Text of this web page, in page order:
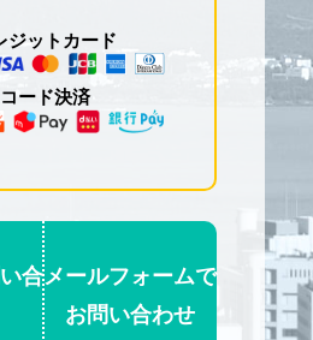
ジットカード
ード決済
合メールフォームで
お問い合わせ